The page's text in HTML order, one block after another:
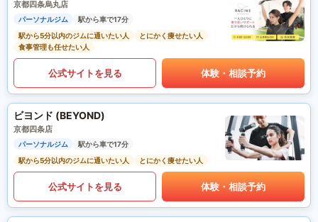
京都四条烏丸店
パーソナルジム
駅から車で17分
駅から5分以内のジムに通いたい人
とにかく痩せたい人
食事管理も任せたい人
公式サイトを見る 体験・相談予約
ビヨンド (BEYOND)
京都四条店
パーソナルジム
駅から車で17分
駅から5分以内のジムに通いたい人
とにかく痩せたい人
公式サイトを見る 体験・相談予約